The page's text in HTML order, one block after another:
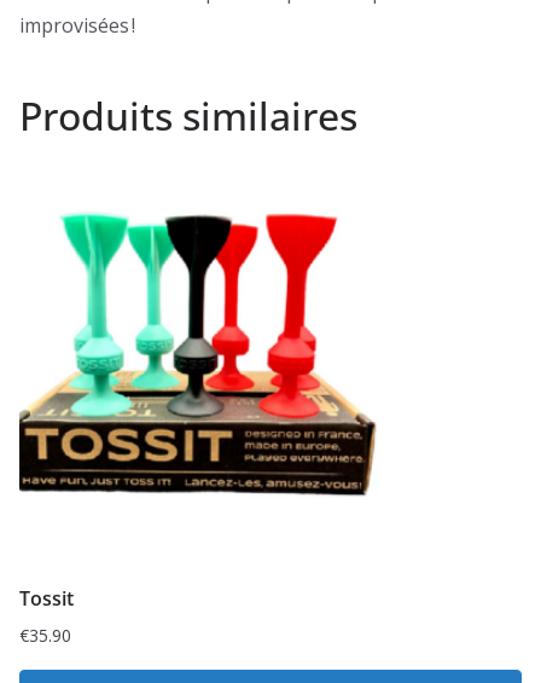
improvisées !
Produits similaires
Tossit
€35.90